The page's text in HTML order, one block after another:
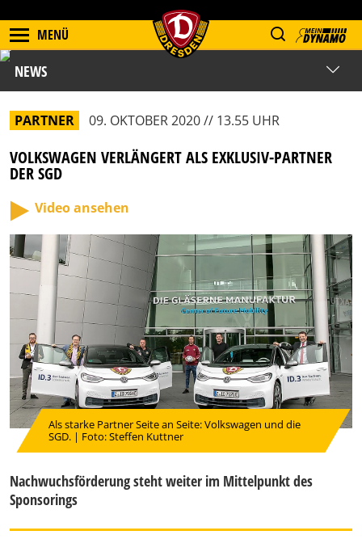
MENÜ
NEWS
PARTNER 09. OKTOBER 2020 // 13.55 UHR
VOLKSWAGEN VERLÄNGERT ALS EXKLUSIV-PARTNER
DER SGD
Video ansehen
Als starke Partner Seite an Seite: Volkswagen und die
SGD. | Foto: Steffen Kuttner
Nachwuchsförderung steht weiter im Mittelpunkt des
Sponsorings